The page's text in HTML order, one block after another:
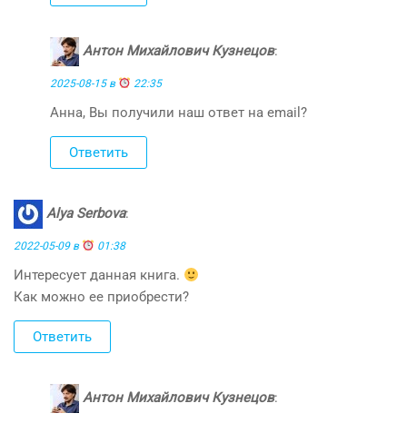
Антон Михайлович Кузнецов:
2025-08-15 в 22:35
Анна, Вы получили наш ответ на email?
Ответить
Alya Serbova:
2022-05-09 в 01:38
Интересует данная книга.
Как можно ее приобрести?
Ответить
Антон Михайлович Кузнецов: